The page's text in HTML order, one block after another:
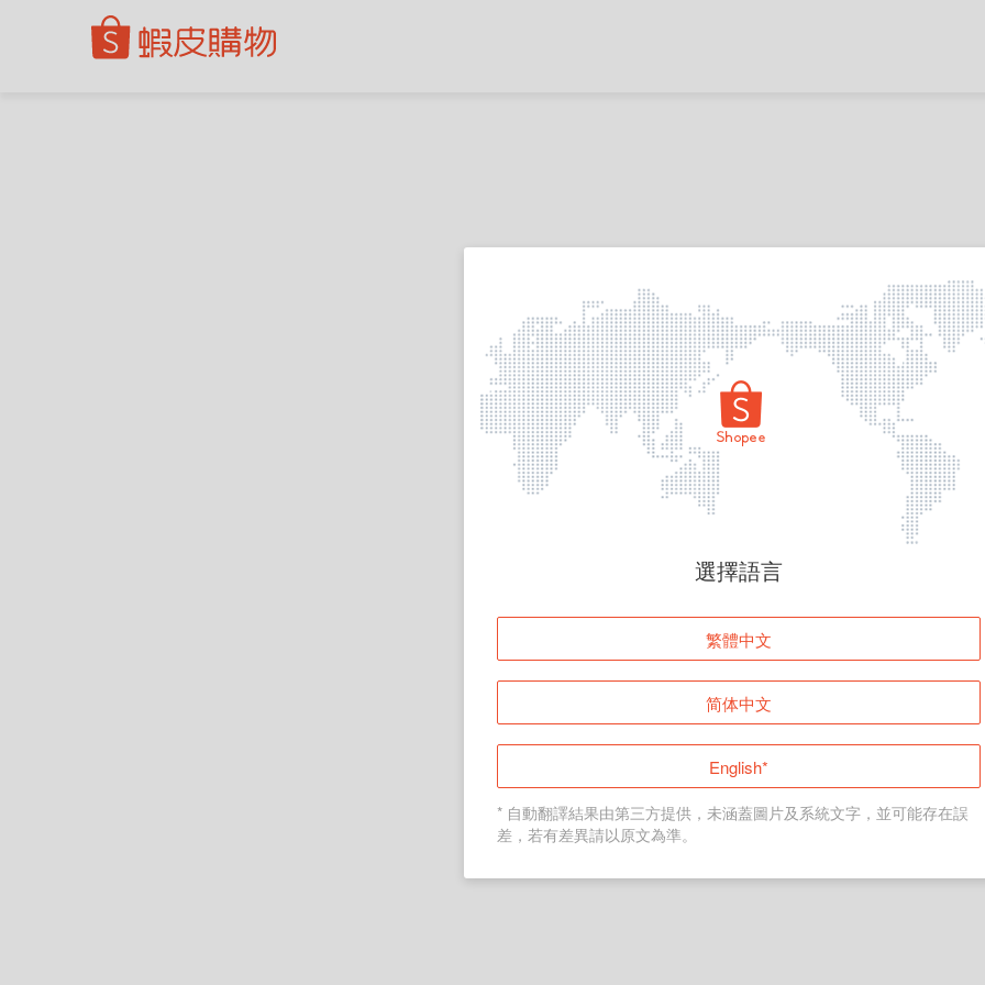
頁面無法顯示
登入
返回首頁
選擇語言
繁體中文
简体中文
English*
* 自動翻譯結果由第三方提供，未涵蓋圖片及系統文字，並可能存在誤
差，若有差異請以原文為準。